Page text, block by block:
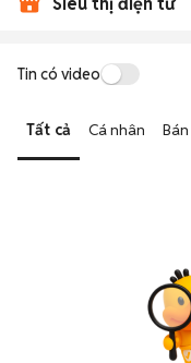
Tin có video
Tất cả Cá nhân